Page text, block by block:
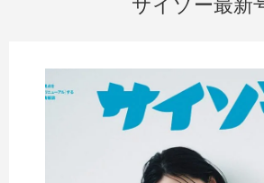
サイゾー最新